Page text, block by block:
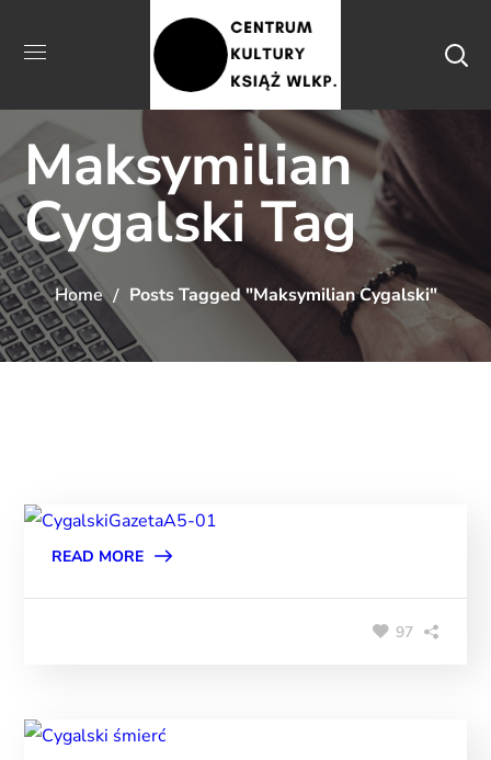
Maksymilian
Cygalski Tag
Home Posts Tagged "Maksymilian Cygalski"
READ MORE
97